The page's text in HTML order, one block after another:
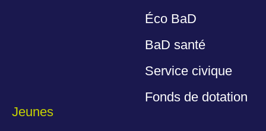
Éco BaD
BaD santé
Service civique
Fonds de dotation
Jeunes